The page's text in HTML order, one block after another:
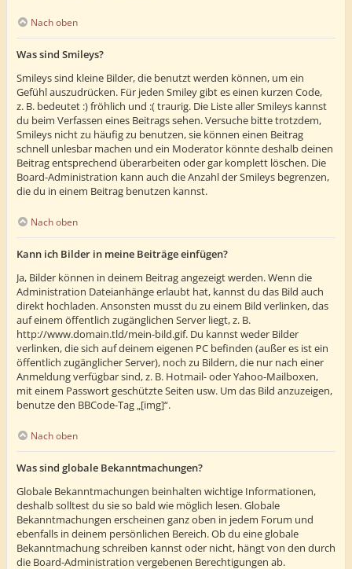
Nach oben
Was sind Smileys?
Smileys sind kleine Bilder, die benutzt werden können, um ein
Gefühl auszudrücken. Für jeden Smiley gibt es einen kurzen Code,
z. B. bedeutet :) fröhlich und :( traurig. Die Liste aller Smileys kannst
du beim Verfassen eines Beitrags sehen. Versuche bitte trotzdem,
Smileys nicht zu häufig zu benutzen, sie können einen Beitrag
schnell unlesbar machen und ein Moderator könnte deshalb deinen
Beitrag entsprechend überarbeiten oder gar komplett löschen. Die
Board-Administration kann auch die Anzahl der Smileys begrenzen,
die du in einem Beitrag benutzen kannst.
Nach oben
Kann ich Bilder in meine Beiträge einfügen?
Ja, Bilder können in deinem Beitrag angezeigt werden. Wenn die
Administration Dateianhänge erlaubt hat, kannst du das Bild auch
direkt hochladen. Ansonsten musst du zu einem Bild verlinken, das
auf einem öffentlich zugänglichen Server liegt, z. B.
http://www.domain.tld/mein-bild.gif. Du kannst weder Bilder
verlinken, die sich auf deinem eigenen PC befinden (außer es ist ein
öffentlich zugänglicher Server), noch zu Bildern, die nur nach einer
Anmeldung verfügbar sind, z. B. Hotmail- oder Yahoo-Mailboxen,
mit einem Passwort geschützte Seiten usw. Um das Bild anzuzeigen,
benutze den BBCode-Tag „[img]“.
Nach oben
Was sind globale Bekanntmachungen?
Globale Bekanntmachungen beinhalten wichtige Informationen,
deshalb solltest du sie so bald wie möglich lesen. Globale
Bekanntmachungen erscheinen ganz oben in jedem Forum und
ebenfalls in deinem persönlichen Bereich. Ob du eine globale
Bekanntmachung schreiben kannst oder nicht, hängt von den durch
die Board-Administration vergebenen Berechtigungen ab.